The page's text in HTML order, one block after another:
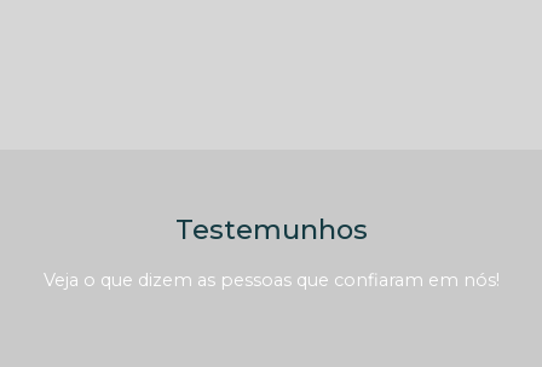
Testemunhos
Veja o que dizem as pessoas que confiaram em nós!